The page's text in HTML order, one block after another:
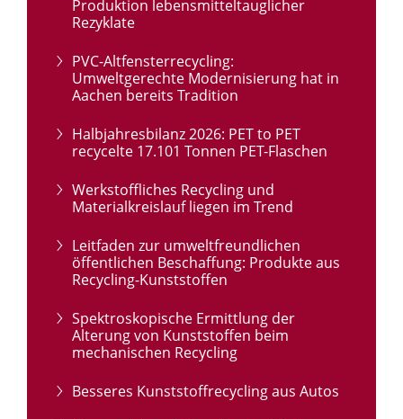
Produktion lebensmitteltauglicher
Rezyklate
PVC-Altfensterrecycling:
Umweltgerechte Modernisierung hat in
Aachen bereits Tradition
Halbjahresbilanz 2026: PET to PET
recycelte 17.101 Tonnen PET-Flaschen
Werkstoffliches Recycling und
Materialkreislauf liegen im Trend
Leitfaden zur umweltfreundlichen
öffentlichen Beschaffung: Produkte aus
Recycling-Kunststoffen
Spektroskopische Ermittlung der
Alterung von Kunststoffen beim
mechanischen Recycling
Besseres Kunststoffrecycling aus Autos